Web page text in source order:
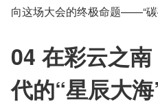
向这场大会的终极命题——“碳
04 在彩云之
代的“星辰大海